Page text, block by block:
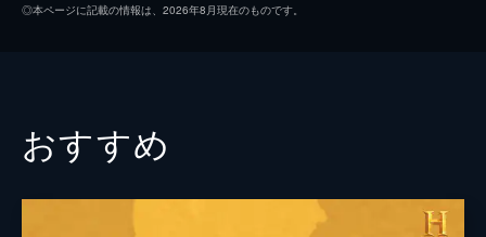
◎本ページに記載の情報は、2026年8月現在のものです。
おすすめ